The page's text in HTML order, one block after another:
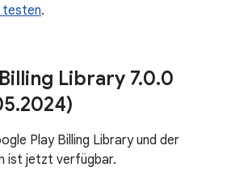
.
Library 7.0.0
.2024)
Play Billing Library und der
ist jetzt verfügbar.